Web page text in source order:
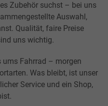
Zubehör suchst – bei uns
Auswahl,
Qualität, faire Preise
uns wichtig.
ums Fahrrad – morgen
Was bleibt, ist unser
Service und ein Shop,